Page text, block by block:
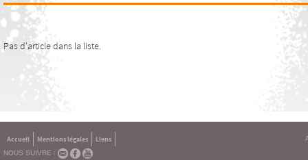
Pas d'article dans la liste.
Accueil Mentions légales
Liens
NOUS SUIVRE :